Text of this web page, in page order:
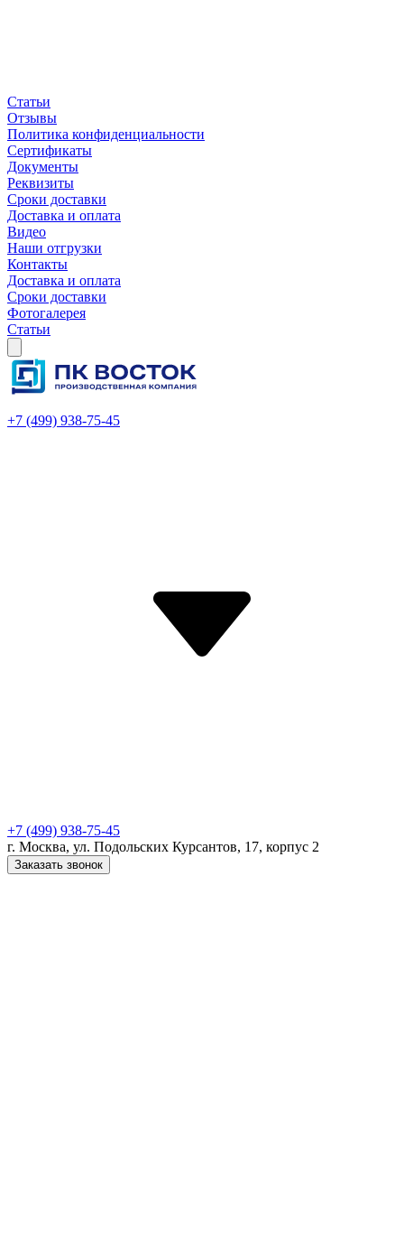
Статьи
Отзывы
Политика конфиденциальности
Сертификаты
Документы
Реквизиты
Сроки доставки
Доставка и оплата
Видео
Наши отгрузки
Контакты
Доставка и оплата
Сроки доставки
Фотогалерея
Статьи
+7 (499) 938-75-45
+7 (499) 938-75-45
г. Москва, ул. Подольских Курсантов, 17, корпус 2
Заказать звонок